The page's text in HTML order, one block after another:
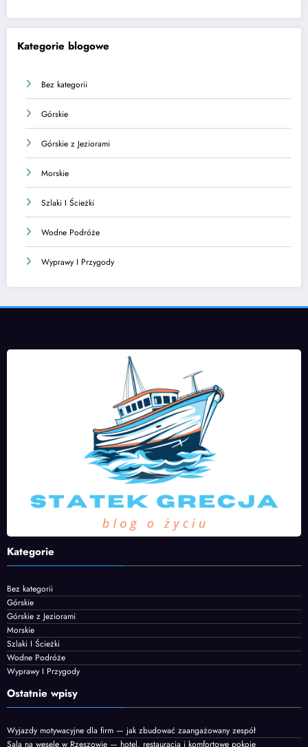
Kategorie blogowe
Bez kategorii
Górskie
Górskie z Jeziorami
Morskie
Szlaki I Ścieżki
Wodne Podróże
Wyprawy I Przygody
Kategorie
Bez kategorii
Górskie
Górskie z Jeziorami
Morskie
Szlaki I Ścieżki
Wodne Podróże
Wyprawy I Przygody
Ostatnie wpisy
Wyjazdy motywacyjne dla firm — jak zbudować zaangażowany zespół
Sala na wesele w Rzeszowie — hotel, restauracja i komfortowe pokoje